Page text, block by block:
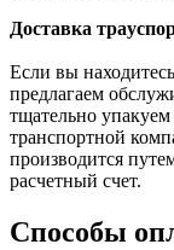
Доставка
Если вы
предлагаем
тщательно
транспортной
производится
расчетный счет.
Способы